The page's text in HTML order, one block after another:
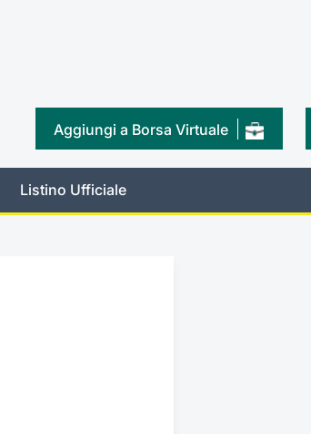
Aggiungi a Borsa Virtuale
Listino Ufficiale